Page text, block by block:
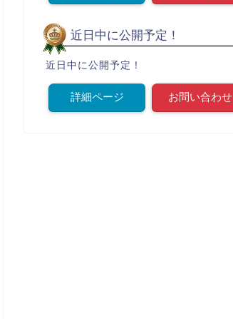
近日中に公開予定！
近日中に公開予定！
詳細ページ お問い合わせ